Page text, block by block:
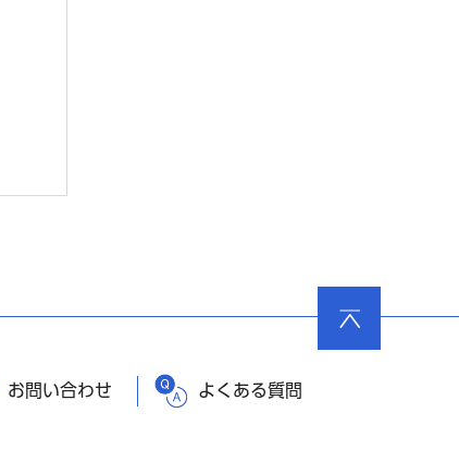
お問い合わせ よくある質問
の先頭
へ戻る